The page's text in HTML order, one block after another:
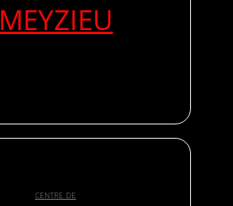
MEYZIEU
CENTRE DE